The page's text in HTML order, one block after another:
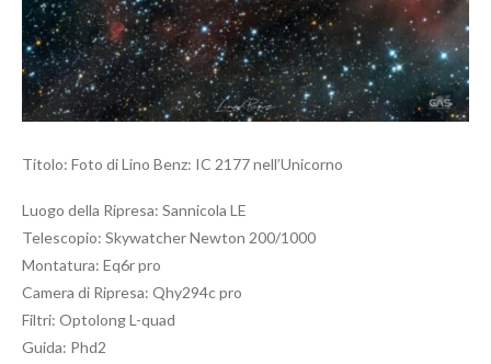
Titolo: Foto di Lino Benz: IC 2177 nell’Unicorno
Luogo della Ripresa: Sannicola LE
Telescopio: Skywatcher Newton 200/1000
Montatura: Eq6r pro
Camera di Ripresa: Qhy294c pro
Filtri: Optolong L-quad
Guida: Phd2